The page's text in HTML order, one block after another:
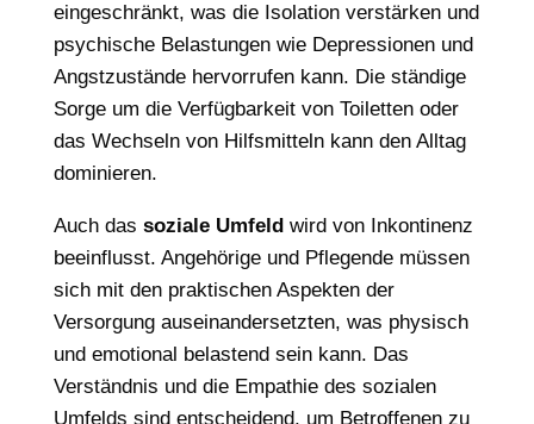
eingeschränkt, was die Isolation verstärken und
psychische Belastungen wie Depressionen und
Angstzustände hervorrufen kann. Die ständige
Sorge um die Verfügbarkeit von Toiletten oder
das Wechseln von Hilfsmitteln kann den Alltag
dominieren.
Auch das soziale Umfeldwird von Inkontinenz
beeinflusst. Angehörige und Pflegende müssen
sich mit den praktischen Aspekten der
Versorgung auseinandersetzten, was physisch
und emotional belastend sein kann. Das
Verständnis und die Empathie des sozialen
Umfelds sind entscheidend, um Betroffenen zu